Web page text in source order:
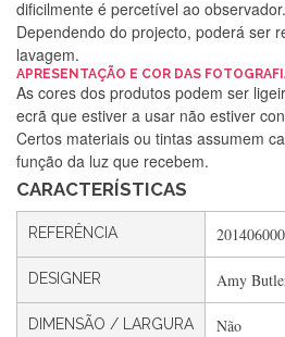
dificilmente é percetível ao observador.
Dependendo do projecto, poderá ser
lavagem.
APRESENTAÇÃO E COR DAS
As cores dos produtos podem ser
ecrã que estiver a usar não estiver
Certos materiais ou tintas assumem
função da luz que recebem.
CARACTERÍSTICAS
REFERÊNCIA
DESIGNER Amy
DIMENSÃO / LARGURA Não
Silvia
Encomenda direitinha. Rapidez
Silvia
Gostei ,Serviço bastante